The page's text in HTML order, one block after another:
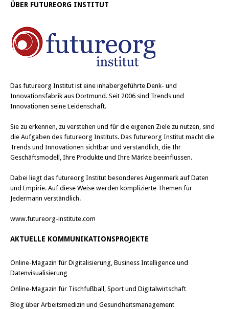
ÜBER FUTUREORG INSTITUT
Das futureorg Institut ist eine inhabergeführte Denk- und
Innovationsfabrik aus Dortmund. Seit 2006 sind Trends und
Innovationen seine Leidenschaft.
Sie zu erkennen, zu verstehen und für die eigenen Ziele zu nutzen, sind
die Aufgaben des futureorg Instituts. Das futureorg Institut macht die
Trends und Innovationen sichtbar und verständlich, die Ihr
Geschäftsmodell, Ihre Produkte und Ihre Märkte beeinflussen.
Dabei liegt das futureorg Institut besonderes Augenmerk auf Daten
und Empirie. Auf diese Weise werden komplizierte Themen für
Jedermann verständlich.
www.futureorg-institute.com
AKTUELLE KOMMUNIKATIONSPROJEKTE
Online-Magazin für Digitalisierung, Business Intelligence und
Datenvisualisierung
Online-Magazin für Tischfußball, Sport und Digitalwirtschaft
Blog über Arbeitsmedizin und Gesundheitsmanagement